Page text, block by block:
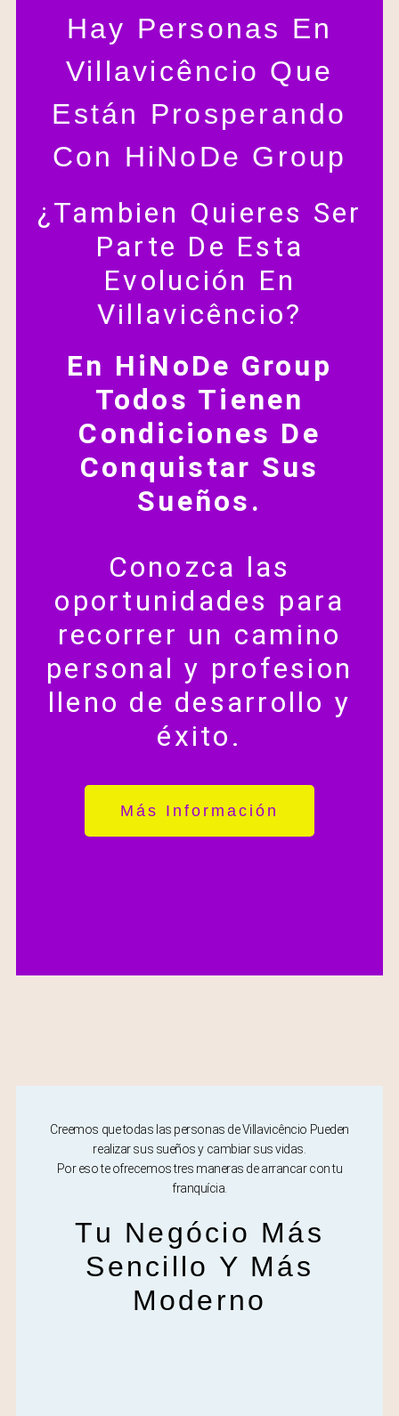
Hay Personas En
Villavicêncio Que
Están Prosperando
Con HiNoDe Group
¿Tambien Quieres Ser
Parte De Esta
Evolución En
Villavicêncio?
En HiNoDe Group
Todos Tienen
Condiciones De
Conquistar Sus
Sueños.
Conozca las
oportunidades para
recorrer un camino
personal y profesion
lleno de desarrollo y
éxito.
Más Información
Creemos que todas las personas de Villavicêncio Pueden
realizar sus sueños y cambiar sus vidas.
Por eso te ofrecemos tres maneras de arrancar con tu
franquícia.
Tu Negócio Más
Sencillo Y Más
Moderno